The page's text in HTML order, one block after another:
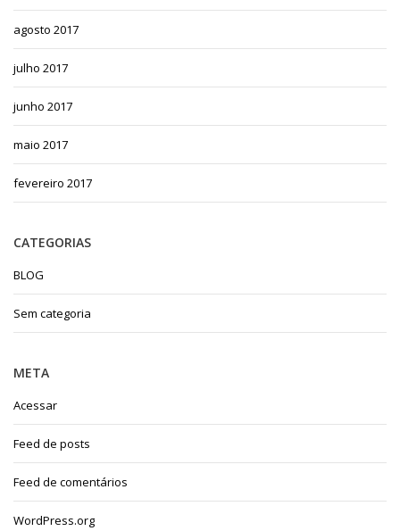
agosto 2017
julho 2017
junho 2017
maio 2017
fevereiro 2017
CATEGORIAS
BLOG
Sem categoria
META
Acessar
Feed de posts
Feed de comentários
WordPress.org